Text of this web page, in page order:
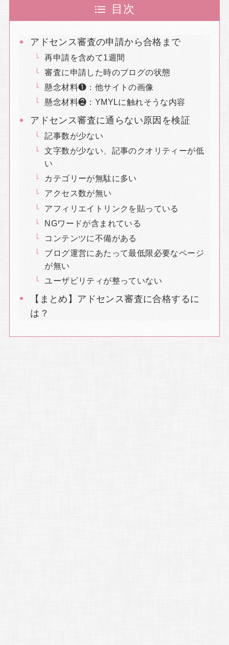
目次
アドセンス審査の申請から合格まで
再申請を含めて1週間
審査に申請した時のブログの状態
懸念材料❶：他サイトの画像
懸念材料❷：YMYLに触れそうな内容
アドセンス審査に通らない原因を検証
記事数が少ない
文字数が少ない、記事のクオリティーが低
い
カテゴリーが無駄に多い
アクセス数が無い
アフィリエイトリンクを貼っている
NGワードが含まれている
コンテンツに不備がある
ブログ運営にあたって最低限必要なページ
が無い
ユーザビリティが整っていない
【まとめ】アドセンス審査に合格するに
は？